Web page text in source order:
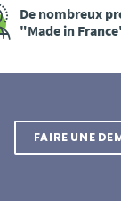
De nombreux
"Made in
FAIRE UNE